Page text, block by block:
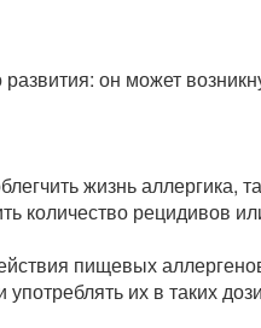
он может
жизнь аллергика,
количество рецидивов
пищевых
употреблять их в таких